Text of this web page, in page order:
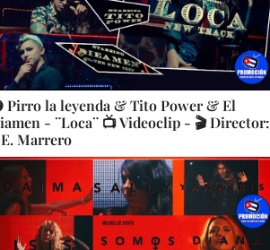
Pirro la leyenda & Tito Power & El
- ¨Loca¨ 📺 Videoclip - 🎬 Director:
Marrero